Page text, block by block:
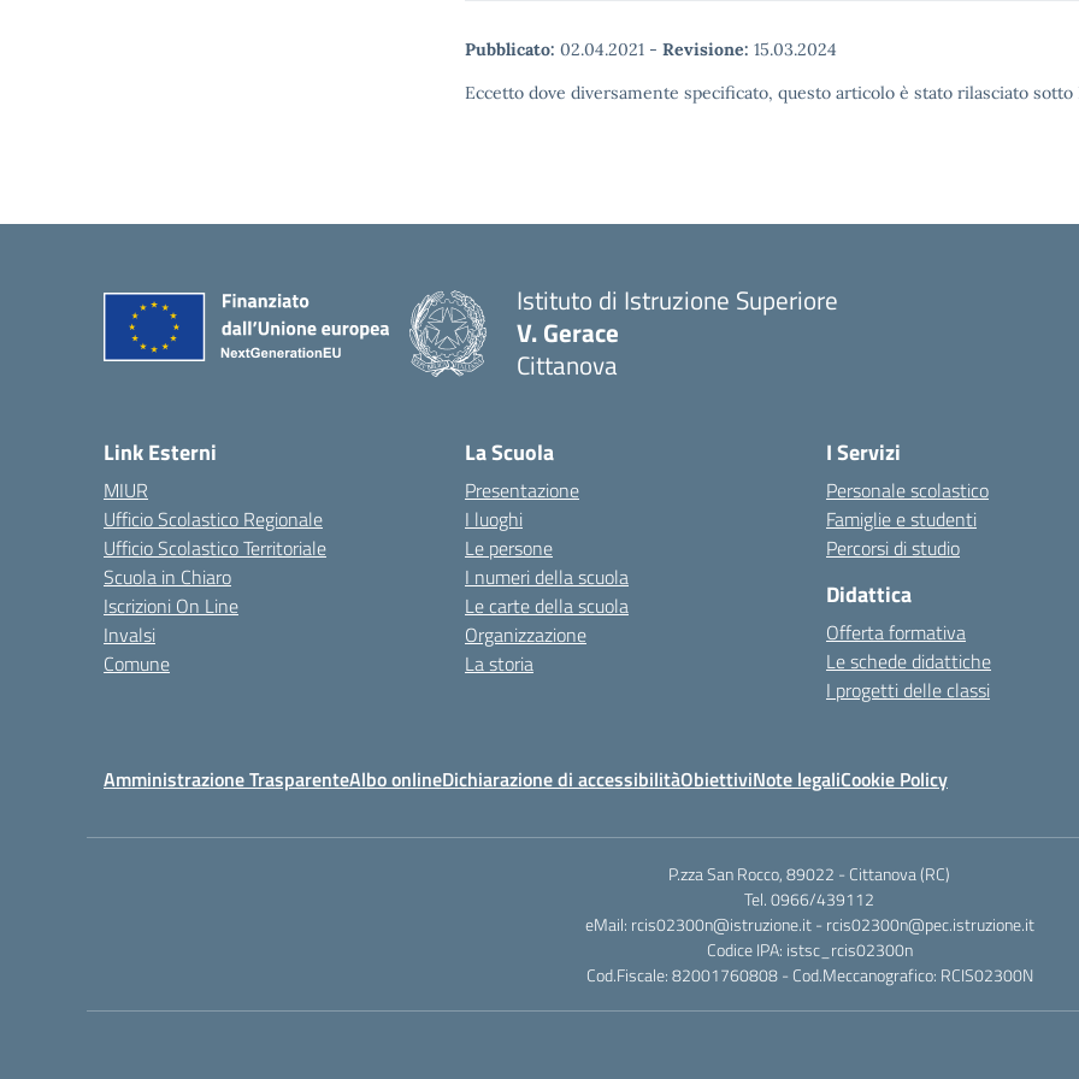
Pubblicato: 02.04.2021 - Revisione: 15.03.2024
Eccetto dove diversamente specificato, questo articolo è stato rilasciato
Istituto di Istruzione Superiore
V. Gerace
Cittanova
Link Esterni
MIUR
Ufficio Scolastico Regionale
Ufficio Scolastico Territoriale
Scuola in Chiaro
Iscrizioni On Line
Invalsi
Comune
La Scuola
Presentazione
I luoghi
Le persone
I numeri della scuola
Le carte della scuola
Organizzazione
La storia
I Servizi
Personale scolastico
Famiglie e studenti
Percorsi di studio
Didattica
Offerta formativa
Le schede didattiche
I progetti delle classi
Amministrazione TrasparenteAlbo onlineDichiarazione di accessibilitàObiettiviNote legaliCookie Policy
P.zza San Rocco, 89022 - Cittanova (RC)
Tel. 0966/439112
eMail: rcis02300n@istruzione.it - rcis02300n@pec.istruzione.it
Codice IPA: istsc_rcis02300n
Cod.Fiscale: 82001760808 - Cod.Meccanografico: RCIS02300N